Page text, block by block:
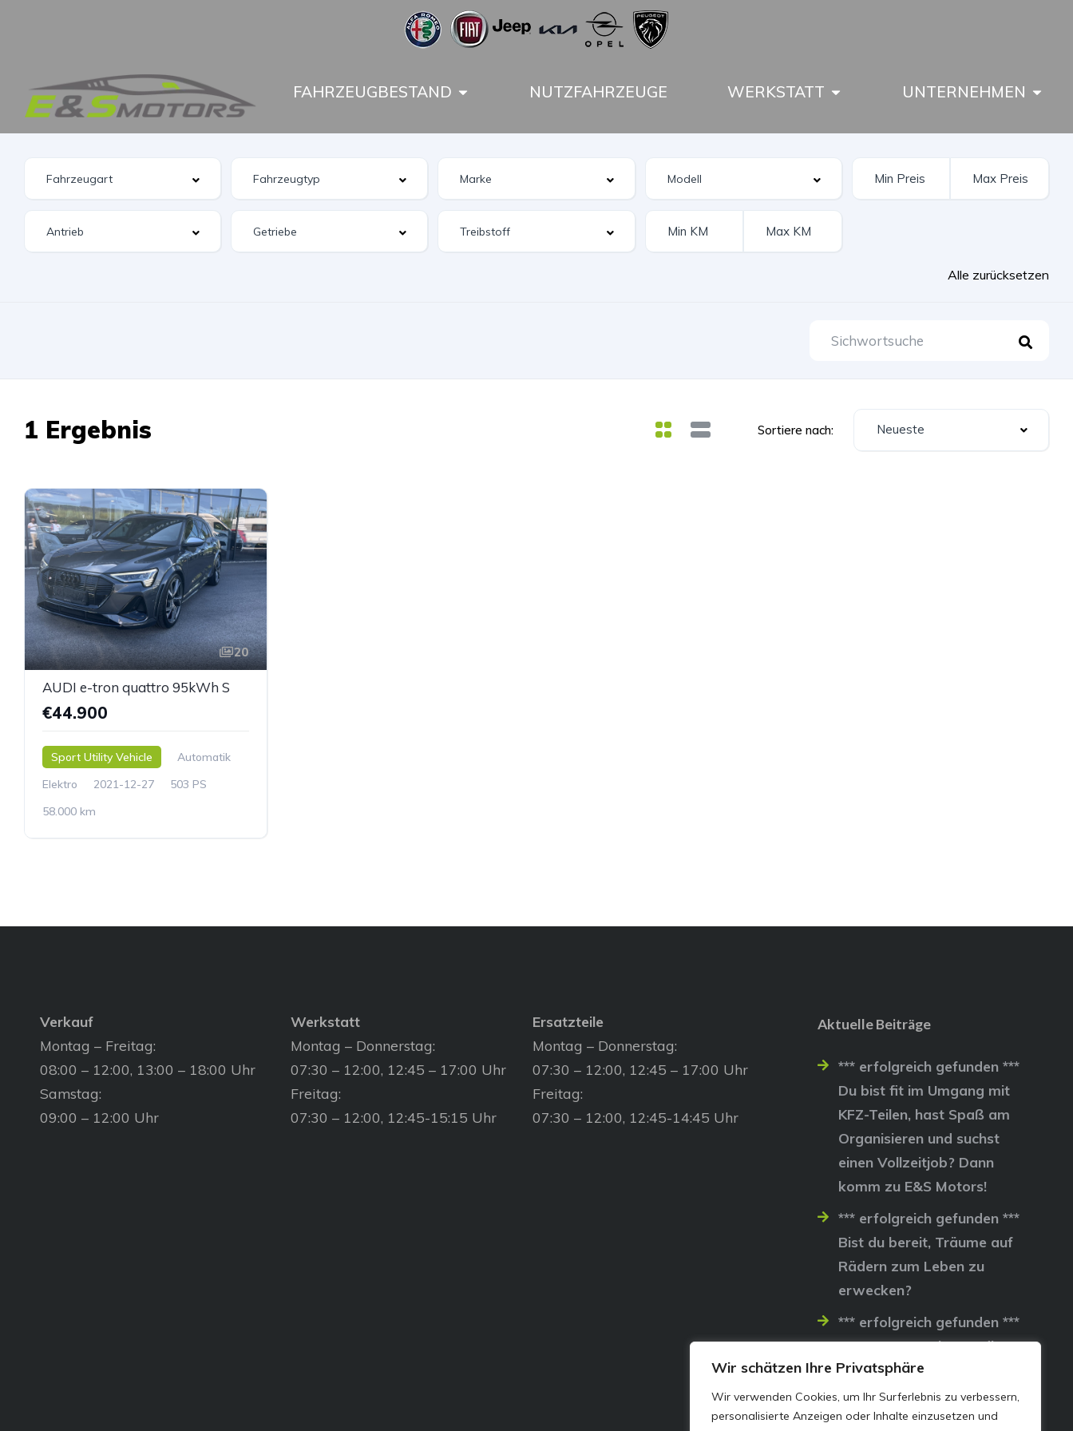
Wir schätzen Ihre Privatsphäre
Wir verwenden Cookies, um Ihr Surferlebnis zu verbessern,
personalisierte Anzeigen oder Inhalte einzusetzen und
FAHRZEUGBESTAND NUTZFAHRZEUGE WERKSTATT UNTERNEHMEN
Alle zurücksetzen
1 Ergebnis Sortiere nach: Neueste
20
AUDI e-tron quattro 95kWh S
€44.900
Sport Utility Vehicle
Automatik
Elektro
2021-12-27
503 PS
58.000 km
Verkauf
Montag – Freitag:
08:00 – 12:00, 13:00 – 18:00 Uhr
Samstag:
09:00 – 12:00 Uhr
Werkstatt
Montag – Donnerstag:
07:30 – 12:00, 12:45 – 17:00 Uhr
Freitag:
07:30 – 12:00, 12:45-15:15 Uhr
Ersatzteile
Montag – Donnerstag:
07:30 – 12:00, 12:45 – 17:00 Uhr
Freitag:
07:30 – 12:00, 12:45-14:45 Uhr
Aktuelle Beiträge
*** erfolgreich gefunden ***
Du bist fit im Umgang mit
KFZ-Teilen, hast Spaß am
Organisieren und suchst
einen Vollzeitjob? Dann
komm zu E&S Motors!
*** erfolgreich gefunden ***
Bist du bereit, Träume auf
Rädern zum Leben zu
erwecken?
*** erfolgreich gefunden ***
Lass uns gemeinsam die
Straßen erobern…